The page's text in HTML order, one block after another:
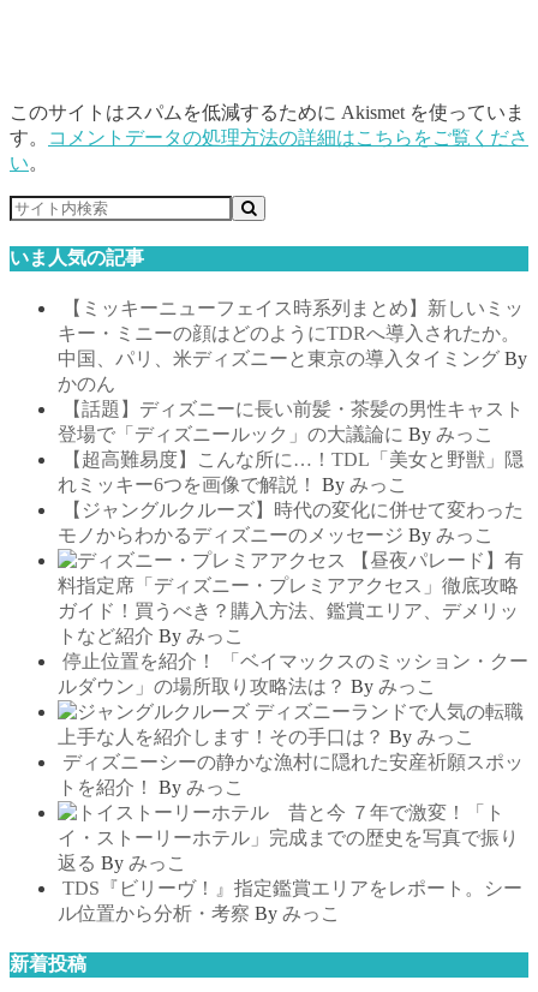
このサイトはスパムを低減するために Akismet を使っていま
す。
コメントデータの処理方法の詳細はこちらをご覧くださ
い。
いま人気の記事
【ミッキーニューフェイス時系列まとめ】新しいミッ
キー・ミニーの顔はどのようにTDRへ導入されたか。
中国、パリ、米ディズニーと東京の導入タイミング By
かのん
【話題】ディズニーに長い前髪・茶髪の男性キャスト
登場で「ディズニールック」の大議論に By みっこ
【超高難易度】こんな所に…！TDL「美女と野獣」隠
れミッキー6つを画像で解説！
By みっこ
【ジャングルクルーズ】時代の変化に併せて変わった
モノからわかるディズニーのメッセージ By みっこ
【昼夜パレード】有
料指定席「ディズニー・プレミアアクセス」徹底攻略
ガイド！買うべき？購入方法、鑑賞エリア、デメリッ
トなど紹介 By みっこ
停止位置を紹介！ 「ベイマックスのミッション・クー
ルダウン」の場所取り攻略法は？ By みっこ
ディズニーランドで人気の転職
上手な人を紹介します！その手口は？ By みっこ
ディズニーシーの静かな漁村に隠れた安産祈願スポッ
トを紹介！
By みっこ
７年で激変！「ト
イ・ストーリーホテル」完成までの歴史を写真で振り
返る By みっこ
TDS『ビリーヴ！』指定鑑賞エリアをレポート。シー
ル位置から分析・考察 By みっこ
新着投稿